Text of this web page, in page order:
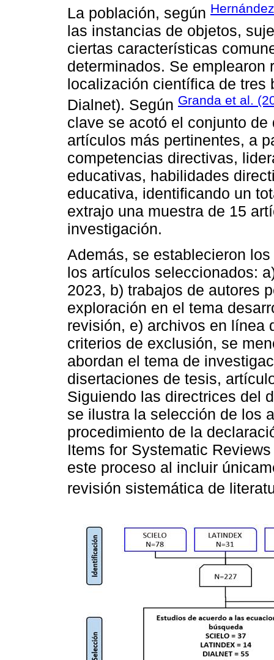
La población, según
las instancias de objetos,
ciertas características
determinados. Se
localización científica de tres
Dialnet). Según Granda et al.
clave se acotó el conjunto
artículos más pertinentes, a
competencias directivas,
educativas, habilidades
educativa, identificando un
extrajo una muestra de 15
investigación.
Además, se establecieron
los artículos seleccionados:
2023, b) trabajos de autores
exploración en el tema
revisión, e) archivos en línea
criterios de exclusión, se
abordan el tema de
disertaciones de tesis,
Siguiendo las directrices del
se ilustra la selección de los
procedimiento de la
Items for Systematic
este proceso al incluir
revisión sistemática de